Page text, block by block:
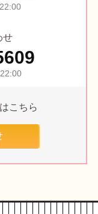
せ
こちら